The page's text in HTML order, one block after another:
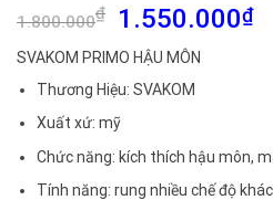
1.800.000₫
Giá
gốc
là:
1.800.000₫.
1.550.000₫
SVAKOM PRIMO HẬU MÔN
Thương Hiệu: SVAKOM
Xuất xứ: mỹ
Chức năng: kích thích hậu môn,
Tính năng: rung nhiều chế độ